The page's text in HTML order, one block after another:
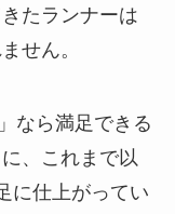
たランナーは
せん。
なら満足できる
、これまで以
に仕上がってい